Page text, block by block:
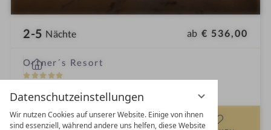
Datenschutzeinstellungen
Wir nutzen Cookies auf unserer Website. Einige von ihnen
sind essenziell, während andere uns helfen, diese Website
2-5 Nächte ab € 536,00
Ortner´s Resort
5
t
e
i
n
Bad Füssing Bayern
DETAILS & BUCHEN